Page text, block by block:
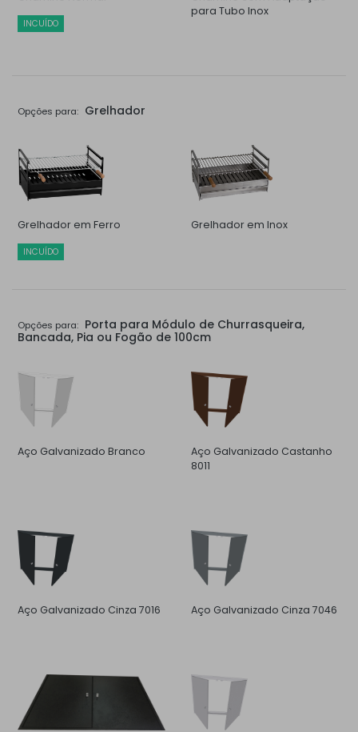
INCUÍDO
para Tubo Inox
Opções para: Grelhador
Grelhador em Ferro
INCUÍDO
Grelhador em Inox
Opções para: Porta para Módulo de Churrasqueira,
Bancada, Pia ou Fogão de 100cm
Aço Galvanizado Branco
Aço Galvanizado Castanho
8011
Aço Galvanizado Cinza 7016 Aço Galvanizado Cinza 7046